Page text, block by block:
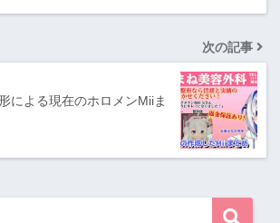
次の記事
による現在のホロメンMiiま